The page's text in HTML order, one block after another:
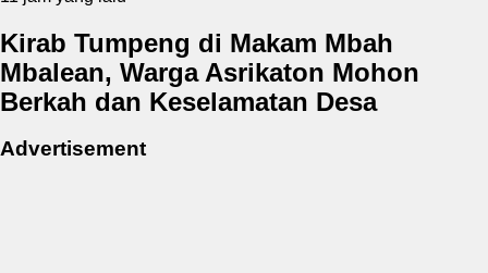
Kirab Tumpeng di Makam Mbah
Mbalean, Warga Asrikaton Mohon
Berkah dan Keselamatan Desa
Advertisement